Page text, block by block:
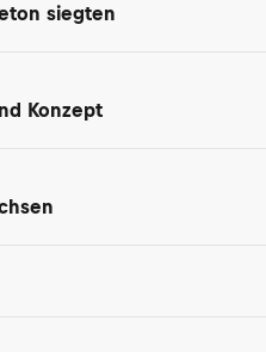
siegten
Konzept